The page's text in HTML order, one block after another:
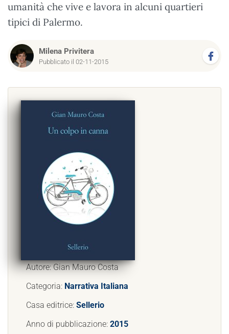
umanità che vive e lavora in alcuni quartieri
tipici di Palermo.
Milena Privitera
Pubblicato il 02-11-2015
Autore: Gian Mauro Costa
Categoria: Narrativa Italiana
Casa editrice: Sellerio
Anno di pubblicazione: 2015